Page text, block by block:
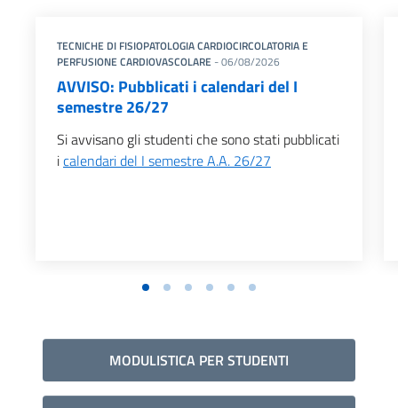
TECNICHE DI FISIOPATOLOGIA CARDIOCIRCOLATORIA E
PERFUSIONE CARDIOVASCOLARE - 06/08/2026
AVVISO: Pubblicati i calendari del I
semestre 26/27
Si avvisano gli studenti che sono stati pubblicati
icalendari del I semestre A.A. 26/27
MODULISTICA PER STUDENTI